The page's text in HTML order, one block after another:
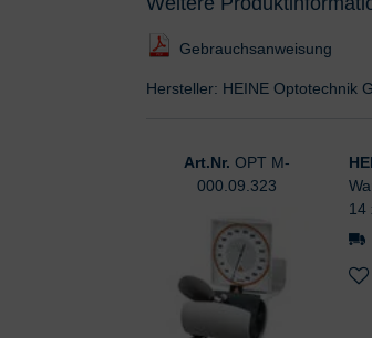
Gebrauchsanweisung
Hersteller: HEINE Optotechnik
Art.Nr. OPT M-
000.09.323
14